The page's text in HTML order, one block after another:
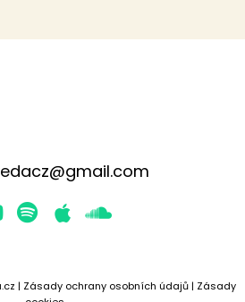
Spotify
AppleSoundcloud
| Zásady ochrany osobních údajů| Zásady